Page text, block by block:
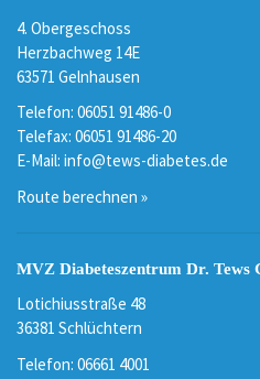
4. Obergeschoss
Herzbachweg 14E
63571 Gelnhausen
Telefon: 06051 91486-0
Telefax: 06051 91486-20
E-Mail: info@tews-diabetes.de
Route berechnen »
MVZ Diabeteszentrum Dr. Tews
Lotichiusstraße 48
36381 Schlüchtern
Telefon: 06661 4001